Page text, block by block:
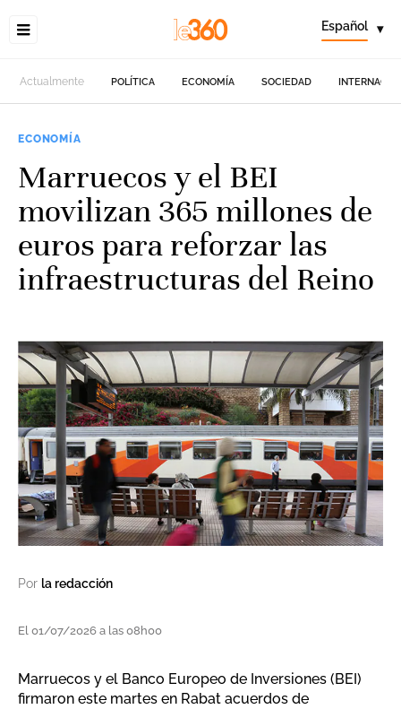
Español ▾
Actualmente POLÍTICA ECONOMÍA SOCIEDAD
ECONOMÍA
Marruecos y el BEI
movilizan 365 millones de
euros para reforzar las
infraestructuras del Reino
Por la redacción
El 01/07/2026 a las 08h00
Marruecos y el Banco Europeo de Inversiones (BEI)
firmaron este martes en Rabat acuerdos de